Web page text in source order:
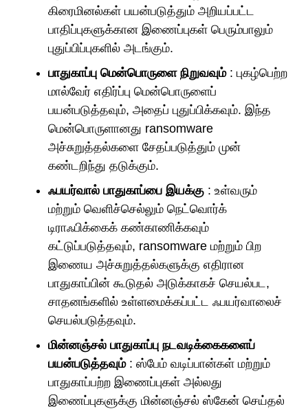
கிரைமினல்கள் பயன்படுத்தும் அறியப்பட்ட
பாதிப்புகளுக்கான இணைப்புகள் பெரும்பாலும்
புதுப்பிப்புகளில் அடங்கும்.
பாதுகாப்பு மென்பொருளை நிறுவவும்: புகழ்பெற்ற
மால்வேர் எதிர்ப்பு மென்பொருளைப்
பயன்படுத்தவும், அதைப் புதுப்பிக்கவும். இந்த
மென்பொருளானது ransomware
அச்சுறுத்தல்களை சேதப்படுத்தும் முன்
கண்டறிந்து தடுக்கும்.
ஃபயர்வால் பாதுகாப்பை இயக்கு : உள்வரும்
மற்றும் வெளிச்செல்லும் நெட்வொர்க்
டிராஃபிக்கைக் கண்காணிக்கவும்
கட்டுப்படுத்தவும், ransomware மற்றும் பிற
இணைய அச்சுறுத்தல்களுக்கு எதிரான
பாதுகாப்பின் கூடுதல் அடுக்காகச் செயல்பட,
சாதனங்களில் உள்ளமைக்கப்பட்ட ஃபயர்வாலைச்
செயல்படுத்தவும்.
மின்னஞ்சல் பாதுகாப்பு நடவடிக்கைகளைப்
பயன்படுத்தவும்: ஸ்பேம் வடிப்பான்கள் மற்றும்
பாதுகாப்பற்ற இணைப்புகள் அல்லது
இணைப்புகளுக்கு மின்னஞ்சல் ஸ்கேன் செய்தல்